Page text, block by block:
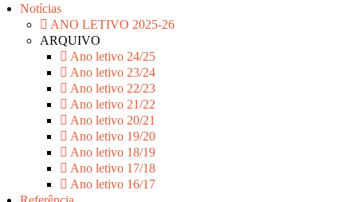
Notícias
ANO LETIVO 2025-26
ARQUIVO
Ano letivo 24/25
Ano letivo 23/24
Ano letivo 22/23
Ano letivo 21/22
Ano letivo 20/21
Ano letivo 19/20
Ano letivo 18/19
Ano letivo 17/18
Ano letivo 16/17